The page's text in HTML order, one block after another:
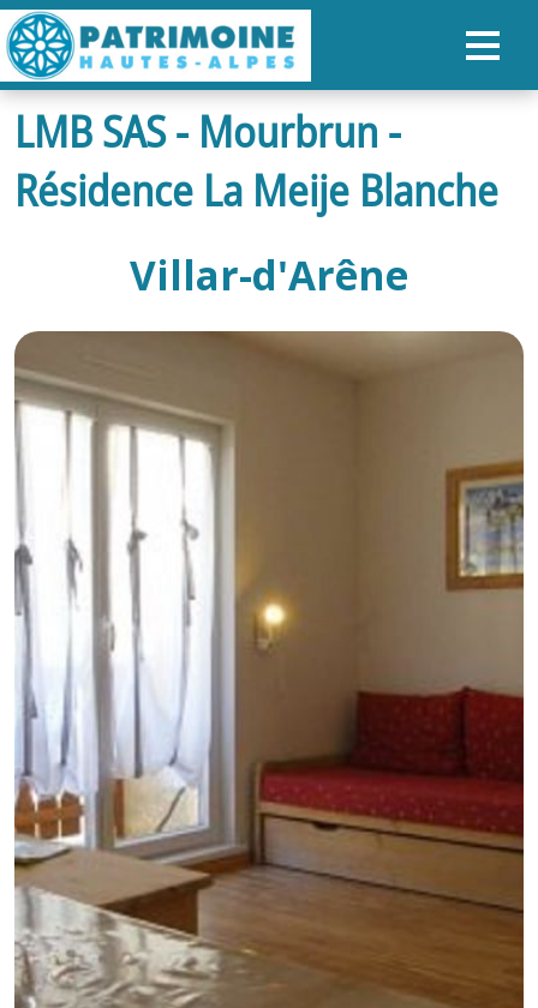
ACCUEIL
CARTE
RANDONNÉES
ORGANISER SON SÉJOUR
LMB SAS - Mourbrun -
Résidence La Meije Blanche
Villar-d'Arêne